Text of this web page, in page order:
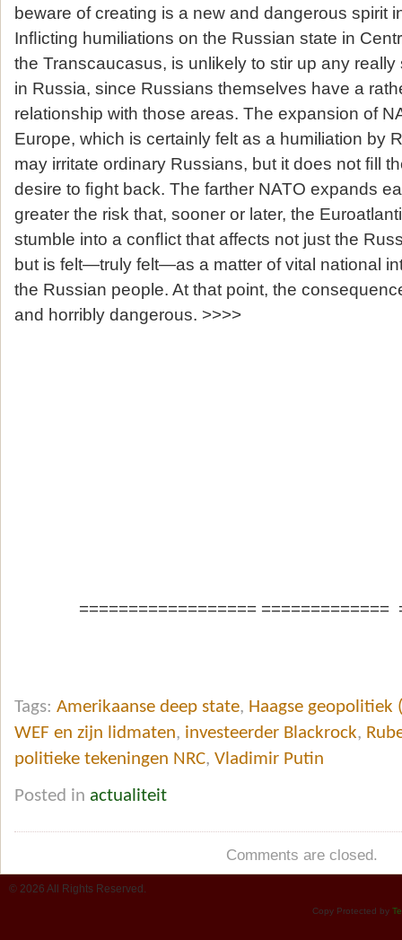
beware of creating is a new and dangerous spirit
Inﬂicting humiliations on the Russian state in
the Transcaucasus, is unlikely to stir up any
in Russia, since Russians themselves have a
relationship with those areas. The expansion of
Europe, which is certainly felt as a humiliation by
may irritate ordinary Russians, but it does not ﬁll
desire to ﬁght back. The farther NATO expands
greater the risk that, sooner or later, the
stumble into a conﬂict that affects not just the
but is felt—truly felt—as a matter of vital national
the Russian people. At that point, the
and horribly dangerous. >>>>
================== =============
Tags: Amerikaanse deep state, Haagse geopolitiek
WEF en zijn lidmaten, investeerder Blackrock,
politieke tekeningen NRC, Vladimir Putin
Posted in actualiteit
Comments are closed.
© 2026 All Rights Reserved.
Copy Protected by